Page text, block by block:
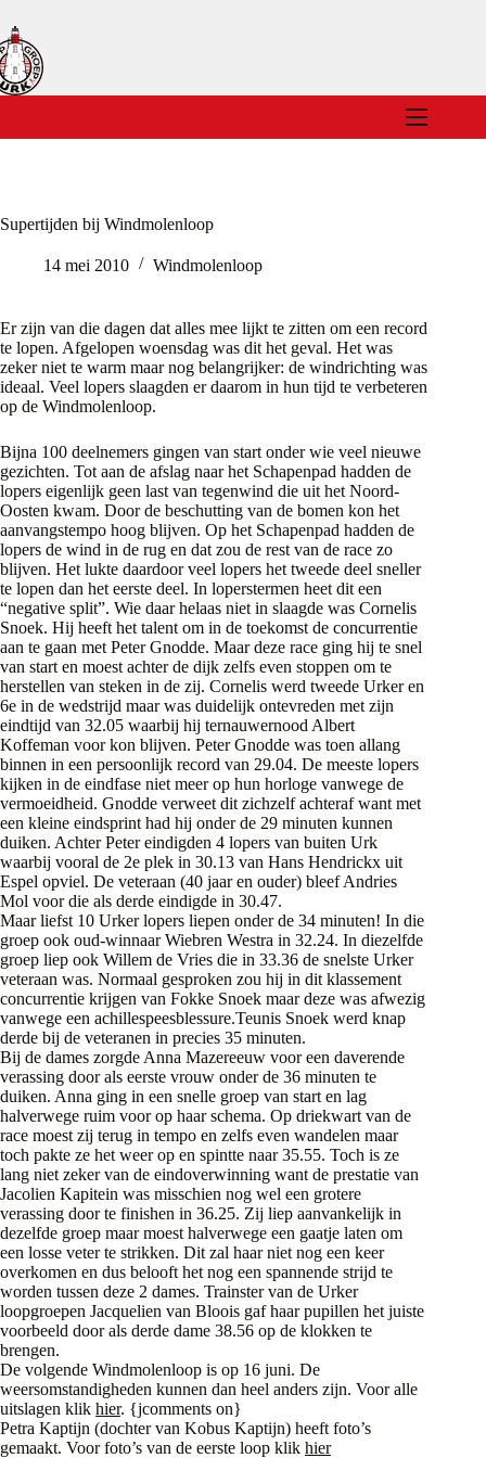
naar
de
inhoud
Supertijden bij Windmolenloop
14 mei 2010 Windmolenloop
Er zijn van die dagen dat alles mee lijkt te zitten om een record
te lopen. Afgelopen woensdag was dit het geval. Het was
zeker niet te warm maar nog belangrijker: de windrichting was
ideaal. Veel lopers slaagden er daarom in hun tijd te verbeteren
op de Windmolenloop.
Bijna 100 deelnemers gingen van start onder wie veel nieuwe
gezichten. Tot aan de afslag naar het Schapenpad hadden de
lopers eigenlijk geen last van tegenwind die uit het Noord-
Oosten kwam. Door de beschutting van de bomen kon het
aanvangstempo hoog blijven. Op het Schapenpad hadden de
lopers de wind in de rug en dat zou de rest van de race zo
blijven. Het lukte daardoor veel lopers het tweede deel sneller
te lopen dan het eerste deel. In loperstermen heet dit een
“negative split”. Wie daar helaas niet in slaagde was Cornelis
Snoek. Hij heeft het talent om in de toekomst de concurrentie
aan te gaan met Peter Gnodde. Maar deze race ging hij te snel
van start en moest achter de dijk zelfs even stoppen om te
herstellen van steken in de zij. Cornelis werd tweede Urker en
6e in de wedstrijd maar was duidelijk ontevreden met zijn
eindtijd van 32.05 waarbij hij ternauwernood Albert
Koffeman voor kon blijven. Peter Gnodde was toen allang
binnen in een persoonlijk record van 29.04. De meeste lopers
kijken in de eindfase niet meer op hun horloge vanwege de
vermoeidheid. Gnodde verweet dit zichzelf achteraf want met
een kleine eindsprint had hij onder de 29 minuten kunnen
duiken. Achter Peter eindigden 4 lopers van buiten Urk
waarbij vooral de 2e plek in 30.13 van Hans Hendrickx uit
Espel opviel. De veteraan (40 jaar en ouder) bleef Andries
Mol voor die als derde eindigde in 30.47.
Maar liefst 10 Urker lopers liepen onder de 34 minuten! In die
groep ook oud-winnaar Wiebren Westra in 32.24. In diezelfde
groep liep ook Willem de Vries die in 33.36 de snelste Urker
veteraan was. Normaal gesproken zou hij in dit klassement
concurrentie krijgen van Fokke Snoek maar deze was afwezig
vanwege een achillespeesblessure.Teunis Snoek werd knap
derde bij de veteranen in precies 35 minuten.
Bij de dames zorgde Anna Mazereeuw voor een daverende
verassing door als eerste vrouw onder de 36 minuten te
duiken. Anna ging in een snelle groep van start en lag
halverwege ruim voor op haar schema. Op driekwart van de
race moest zij terug in tempo en zelfs even wandelen maar
toch pakte ze het weer op en spintte naar 35.55. Toch is ze
lang niet zeker van de eindoverwinning want de prestatie van
Jacolien Kapitein was misschien nog wel een grotere
verassing door te finishen in 36.25. Zij liep aanvankelijk in
dezelfde groep maar moest halverwege een gaatje laten om
een losse veter te strikken. Dit zal haar niet nog een keer
overkomen en dus belooft het nog een spannende strijd te
worden tussen deze 2 dames. Trainster van de Urker
loopgroepen Jacquelien van Bloois gaf haar pupillen het juiste
voorbeeld door als derde dame 38.56 op de klokken te
brengen.
De volgende Windmolenloop is op 16 juni. De
weersomstandigheden kunnen dan heel anders zijn. Voor alle
uitslagen klik hier. {jcomments on}
Petra Kaptijn (dochter van Kobus Kaptijn) heeft foto’s
gemaakt. Voor foto’s van de eerste loop klik hier